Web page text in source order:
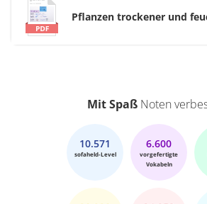
Pflanzen trockener und
Mit Spaß Noten
10.571
sofaheld-Level
6.600
vorgefertigte
Vokabeln